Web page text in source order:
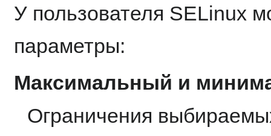
У пользователя SELinux
параметры:
Максимальный и
Ограничения